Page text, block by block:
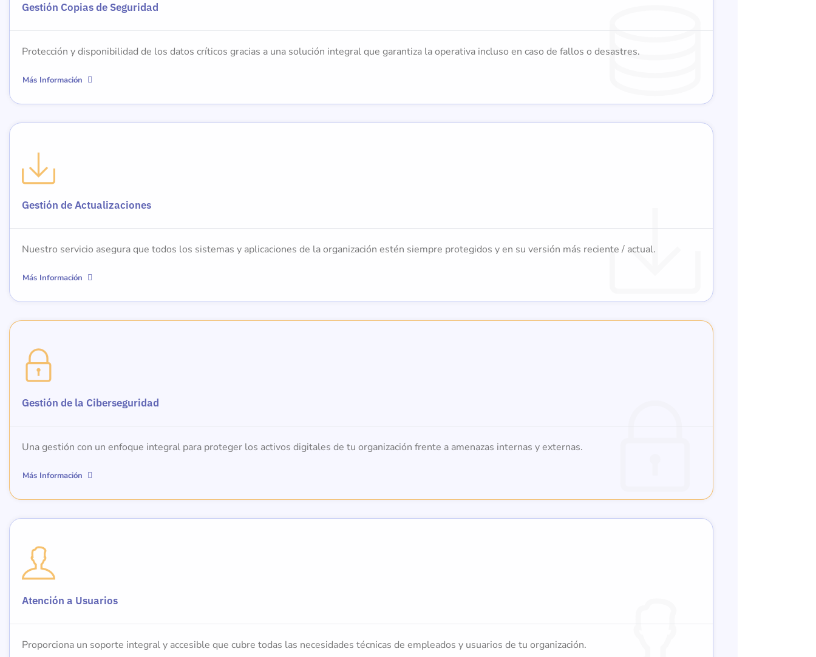
Gestión Copias de Seguridad
Protección y disponibilidad de los datos críticos gracias a una solución integral que garantiza la operativa incluso en caso de fallos o desastres.
Más Información
Gestión de Actualizaciones
Nuestro servicio asegura que todos los sistemas y aplicaciones de la organización estén siempre protegidos y en su versión más reciente / actual.
Más Información
Gestión de la Ciberseguridad
Una gestión con un enfoque integral para proteger los activos digitales de tu organización frente a amenazas internas y externas.
Más Información
Atención a Usuarios
Proporciona un soporte integral y accesible que cubre todas las necesidades técnicas de empleados y usuarios de tu organización.